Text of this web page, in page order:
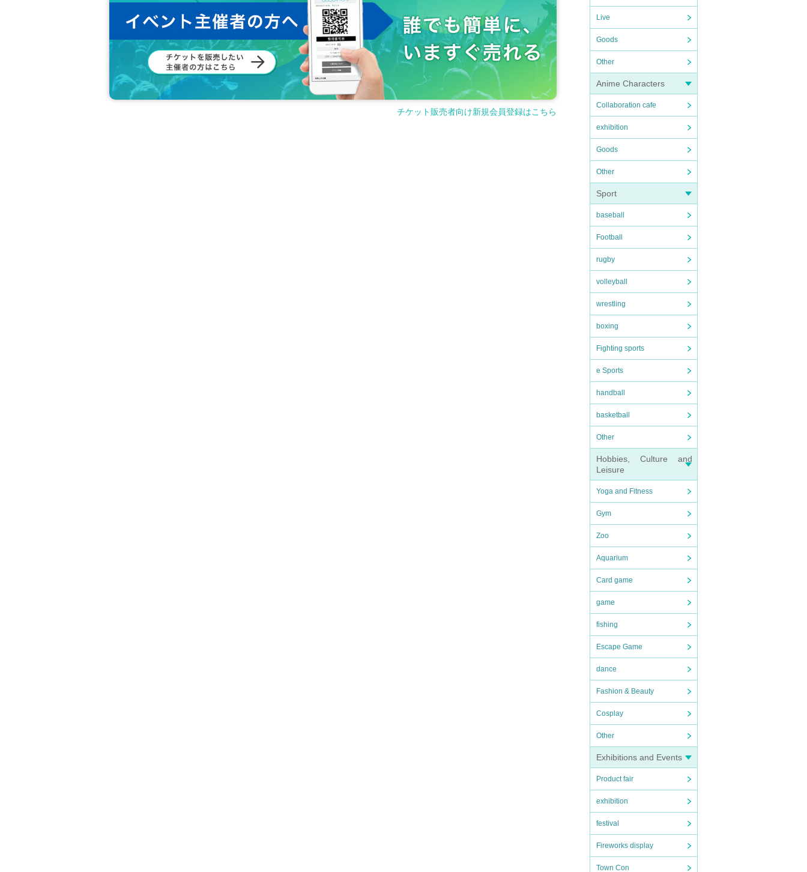
Live
Goods
Other
Anime Characters
Collaboration cafe
exhibition
Goods
Other
Sport
baseball
Football
rugby
volleyball
wrestling
boxing
Fighting sports
e Sports
handball
basketball
Other
Hobbies, Culture and
Leisure
Yoga and Fitness
Gym
Zoo
Aquarium
Card game
game
fishing
Escape Game
dance
Fashion & Beauty
Cosplay
Other
Exhibitions and Events
Product fair
exhibition
festival
Fireworks display
Town Con
チケット販売者向け新規会員登録はこちら